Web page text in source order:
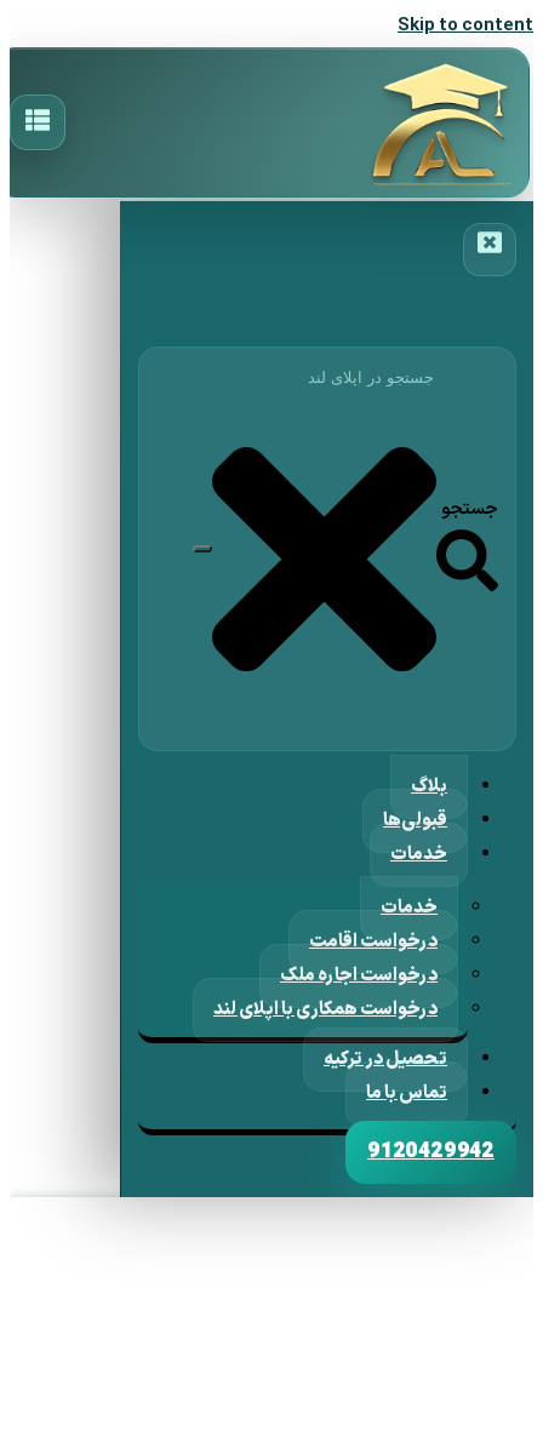
Skip to content
جستجو
بلاگ
قبولی‌ها
خدمات
خدمات
درخواست اقامت
درخواست اجاره ملک
درخواست همکاری با اپلای لند
تحصیل در ترکیه
تماس با ما
9120429942